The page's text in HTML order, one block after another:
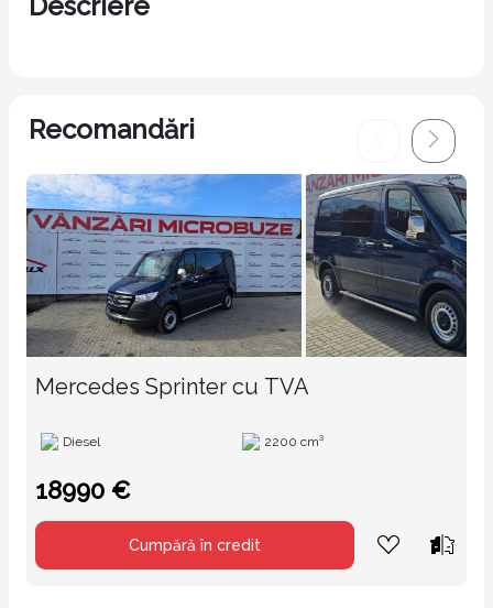
Recomandări
Mercedes Sprinter cu TVA
Diesel 2200 cm³
18990 €
Cumpără în credit